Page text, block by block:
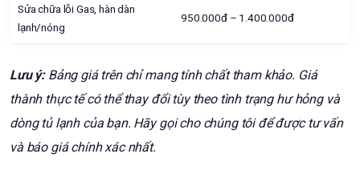
Sửa chữa lỗi Gas, hàn dàn
lạnh/nóng
950.000đ – 1.400.000đ
Lưu ý:Bảng giá trên chỉ mang tính chất tham khảo. Giá
thành thực tế có thể thay đổi tùy theo tình trạng hư hỏng và
dòng tủ lạnh của bạn. Hãy gọi cho chúng tôi để được tư vấn
và báo giá chính xác nhất.